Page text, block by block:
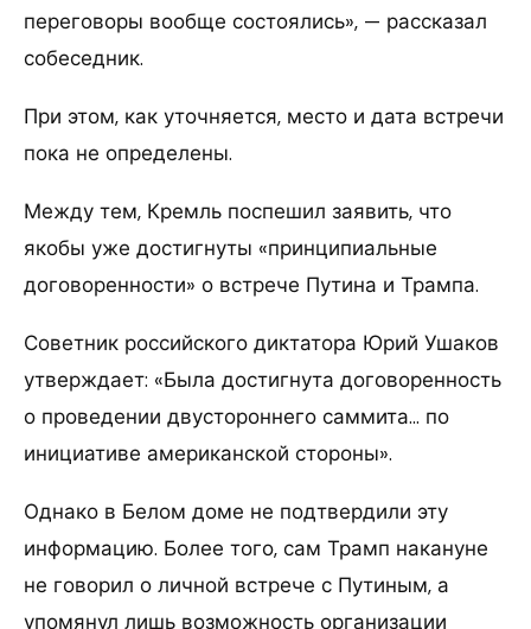
переговоры вообще состоялись», — рассказал
собеседник.
При этом, как уточняется, место и дата встречи
пока не определены.
Между тем, Кремль поспешил заявить, что
якобы уже достигнуты «принципиальные
договоренности» о встрече Путина и Трампа.
Советник российского диктатора Юрий Ушаков
утверждает: «Была достигнута договоренность
о проведении двустороннего саммита… по
инициативе американской стороны».
Однако в Белом доме не подтвердили эту
информацию. Более того, сам Трамп накануне
не говорил о личной встрече с Путиным, а
упомянул лишь возможность организации